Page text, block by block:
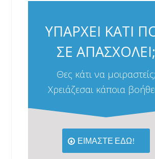
ΥΠΑΡΧΕΙ ΚΑΤΙ
ΣΕ ΑΠΑΣΧΟΛΕΙ;
Θες κάτι να μοιραστείς;
Χρειάζεσαι κάποια
ΕΙΜΑΣΤΕ ΕΔΩ!